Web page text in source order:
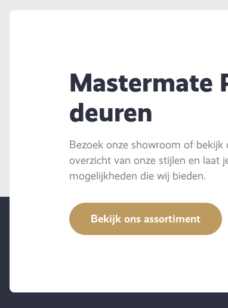
Mastermate
deuren
Bezoek onze showroom of
overzicht van onze stijlen en laat
mogelijkheden die wij bieden.
Bekijk ons assortiment